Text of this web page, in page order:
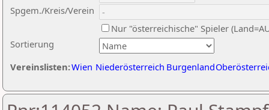
Sortierung
Spgem./Kreis/Verein
Nur "österreichische" Spieler
Vereinslisten:Wien Niederösterreich Burgenland